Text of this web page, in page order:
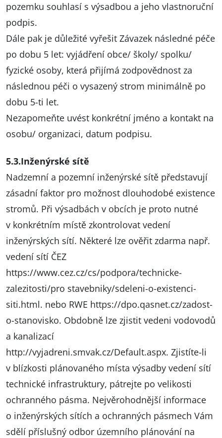
pozemku souhlasí s výsadbou a jeho vlastnoruční
podpis.
Dále pak je důležité vyřešit Závazek následné péče
po dobu 5 let: vyjádření obce/ školy/ spolku/
fyzické osoby, která přijímá zodpovědnost za
následnou péči o vysazený strom minimálně po
dobu 5-ti let.
Nezapomeňte uvést konkrétní jméno a kontakt na
osobu/ organizaci, datum podpisu.
5.3.Inženýrské sítě
Nadzemní a pozemní inženýrské sítě představují
zásadní faktor pro možnost dlouhodobé existence
stromů. Při výsadbách v obcích je proto nutné
v konkrétním místě zkontrolovat vedení
inženýrských sítí. Některé lze ověřit zdarma např.
vedení sítí ČEZ
https://www.cez.cz/cs/podpora/technicke-
zalezitosti/pro stavebniky/sdeleni-o-existenci-
siti.html. nebo RWE https://dpo.qasnet.cz/zadost-
o-stanovisko. Obdobně lze zjistit vedeni vodovodů
a kanalizací
http://vyjadreni.smvak.cz/Default.aspx. Zjistíte-li
v blízkosti plánovaného místa výsadby vedení sítí
technické infrastruktury, pátrejte po velikosti
ochranného pásma. Nejvěrohodnější informace
o inženýrských sítích a ochranných pásmech Vám
sdělí příslušný odbor územního plánování na